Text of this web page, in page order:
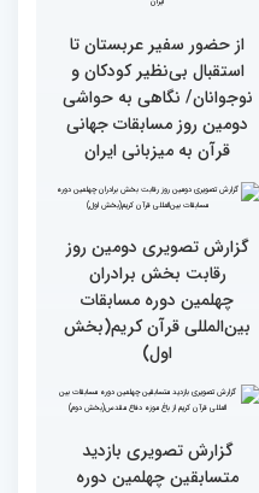
استعدادیابی مجری‌گری
قرآنی در حاشیه مسابقات
بین‌المللی قرآن کریم
از حضور سفیر عربستان تا
استقبال بی‌نظیر کودکان و
نوجوانان/ نگاهی به حواشی
دومین روز مسابقات جهانی
گزارش تصویری دومین روز